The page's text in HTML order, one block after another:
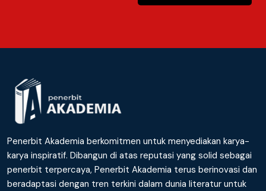
Penerbit Akademia berkomitmen untuk menyediakan karya-
karya inspiratif. Dibangun di atas reputasi yang solid sebagai
penerbit terpercaya, Penerbit Akademia terus berinovasi dan
beradaptasi dengan tren terkini dalam dunia literatur untuk